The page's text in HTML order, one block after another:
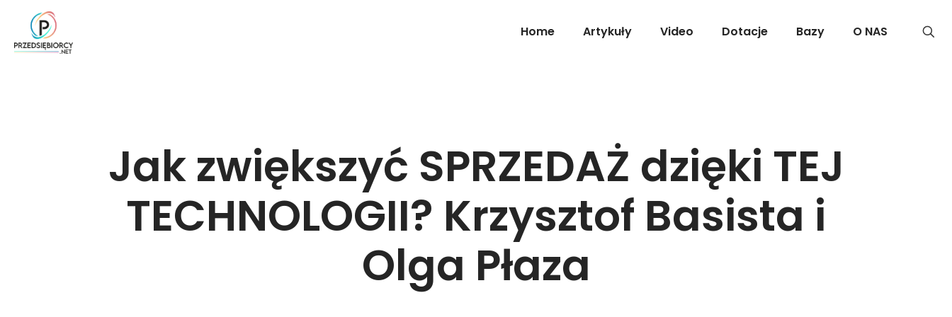
Home Artykuły Video Dotacje Bazy O NAS
Jak zwiększyć SPRZEDAŻ dzięki TEJ
TECHNOLOGII? Krzysztof Basista i
Olga Płaza